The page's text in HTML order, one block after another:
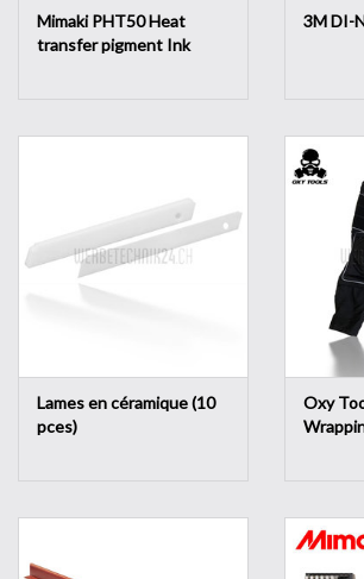
Mimaki PHT50 Heat
transfer pigment Ink
3M DI-
Lames en céramique (10
pces)
Oxy